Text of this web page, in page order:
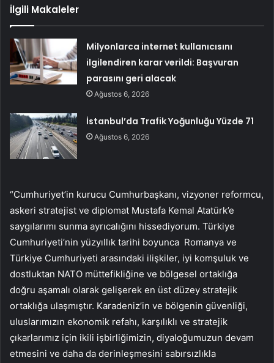
İlgili Makaleler
Milyonlarca internet kullanıcısını
ilgilendiren karar verildi: Başvuran
parasını geri alacak
Ağustos 6, 2026
İstanbul’da Trafik Yoğunluğu Yüzde 71
Ağustos 6, 2026
“Cumhuriyet’in kurucu Cumhurbaşkanı, vizyoner reformcu,
askeri stratejist ve diplomat Mustafa Kemal Atatürk’e
saygılarımı sunma ayrıcalığını hissediyorum. Türkiye
Cumhuriyeti’nin yüzyıllık tarihi boyunca Romanya ve
Türkiye Cumhuriyeti arasındaki ilişkiler, iyi komşuluk ve
dostluktan NATO müttefikliğine ve bölgesel ortaklığa
doğru aşamalı olarak gelişerek en üst düzey stratejik
ortaklığa ulaşmıştır. Karadeniz’in ve bölgenin güvenliği,
uluslarımızın ekonomik refahı, karşılıklı ve stratejik
çıkarlarımız için ikili işbirliğimizin, diyaloğumuzun devam
etmesini ve daha da derinleşmesini sabırsızlıkla